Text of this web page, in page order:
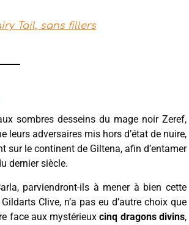
Tail, sans fillers
sombres desseins du mage noir Zeref,
leurs adversaires mis hors d’état de nuire,
sur le continent de Giltena, afin d’entamer
dernier siècle.
parviendront-ils à mener à bien cette
Clive, n’a pas eu d’autre choix que
face aux mystérieuxcinq dragons divins,